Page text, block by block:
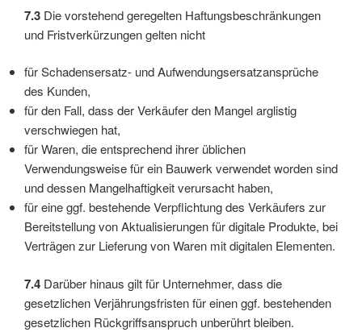
7.3 Die vorstehend geregelten Haftungsbeschränkungen
und Fristverkürzungen gelten nicht
für Schadensersatz- und Aufwendungsersatzansprüche
des Kunden,
für den Fall, dass der Verkäufer den Mangel arglistig
verschwiegen hat,
für Waren, die entsprechend ihrer üblichen
Verwendungsweise für ein Bauwerk verwendet worden sind
und dessen Mangelhaftigkeit verursacht haben,
für eine ggf. bestehende Verpflichtung des Verkäufers zur
Bereitstellung von Aktualisierungen für digitale Produkte, bei
Verträgen zur Lieferung von Waren mit digitalen Elementen.
7.4 Darüber hinaus gilt für Unternehmer, dass die
gesetzlichen Verjährungsfristen für einen ggf. bestehenden
gesetzlichen Rückgriffsanspruch unberührt bleiben.